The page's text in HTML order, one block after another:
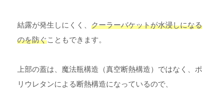
結露が発生しにくく、 クーラーバケットが水浸しになる
のを防ぐこともできます。
上部の蓋は、魔法瓶構造（真空断熱構造）ではなく、ポ
リウレタンによる断熱構造になっているので、